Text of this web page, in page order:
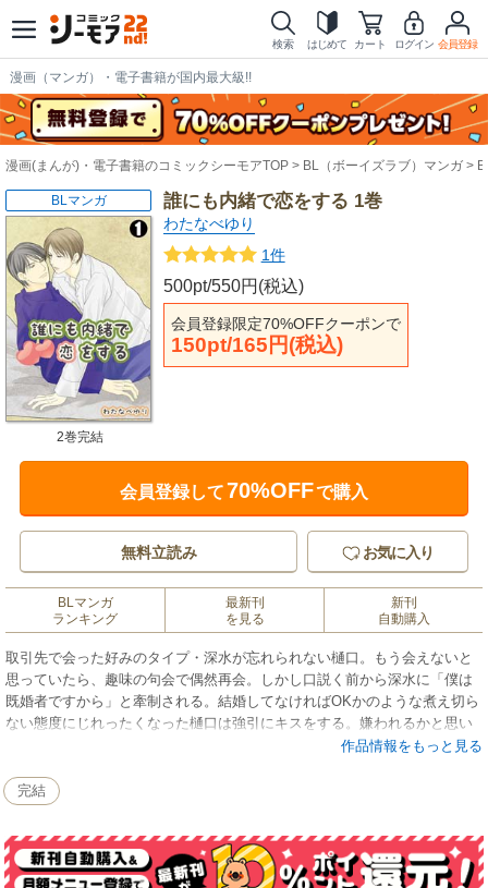
検索 はじめて カート ログイン 会員登録
漫画（マンガ）・電子書籍が国内最大級!!
漫画(まんが)・電子書籍のコミックシーモアTOP BL（ボーイズラブ）マンガ
誰にも内緒で恋をする 1巻
わたなべゆり
1件
500pt/550円(税込)
会員登録限定70%OFFクーポンで
150pt/165円(税込)
BLマンガ
2巻完結
会員登録して70%OFFで購入
無料立読み お気に入り
BLマンガ
ランキング
最新刊
を見る
新刊
自動購入
取引先で会った好みのタイプ・深水が忘れられない樋口。もう会えないと
思っていたら、趣味の句会で偶然再会。しかし口説く前から深水に「僕は
既婚者ですから」と牽制される。結婚してなければOKかのような煮え切ら
ない態度にじれったくなった樋口は強引にキスをする。嫌われるかと思い
きや、今度は深水のほうから手を伸ばしてきて…？――「旦那さんをお借
作品情報をもっと見る
完結